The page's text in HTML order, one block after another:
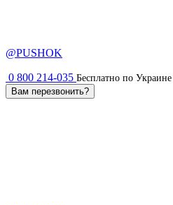
@PUSHOK
0 800 214-035 Бесплатно по Украине
Вам перезвонить?